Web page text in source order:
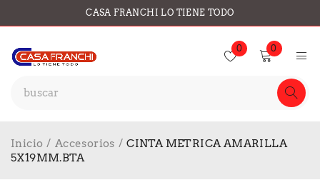
CASA FRANCHI LO TIENE TODO
0 0
Inicio / Accesorios / CINTA METRICA AMARILLA
5X19MM.BTA